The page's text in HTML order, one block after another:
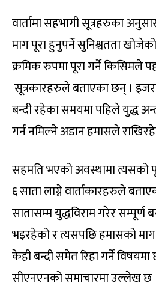
वार्तामा सहभागी सूत्रहरुका
माग पूरा हुनुपर्ने सुनिश्चतता
क्रमिक रुपमा पूरा गर्ने किसिमले
सूत्रकारहरुले बताएका छन् ।
बन्दी रहेका समयमा पहिले युद्ध
गर्न नमिल्ने अडान हमासले
सहमति भएको अवस्थामा त्यसको
६ साता लाग्ने वार्ताकारहरुले
सातासम्म युद्धविराम गरेर सम्पूर्ण
भइरहेको र त्यसपछि हमासको
केही बन्दी समेत रिहा गर्ने
सीएनएनको समाचारमा उल्लेख छ